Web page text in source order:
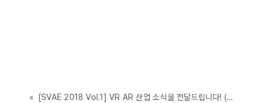
«
[SVAE 2018 Vol.1] VR AR 산업 소식을 전달드립니다! (2018.04.19~22, COEX)